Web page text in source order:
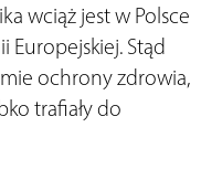
wciąż jest w Polsce
Europejskiej. Stąd
ochrony zdrowia,
trafiały do